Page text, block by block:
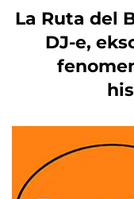
La Ruta del
DJ-e,